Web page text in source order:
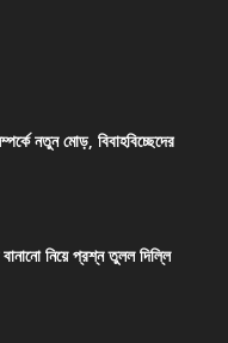
নতুন মোড়, বিবাহবিচ্ছেদের
নিয়ে প্রশ্ন তুলল দিল্লি